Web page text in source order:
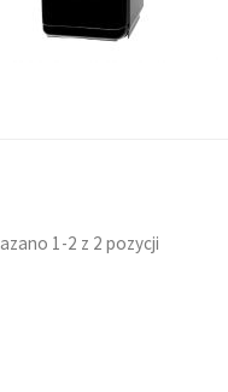
1-2 z 2 pozycji